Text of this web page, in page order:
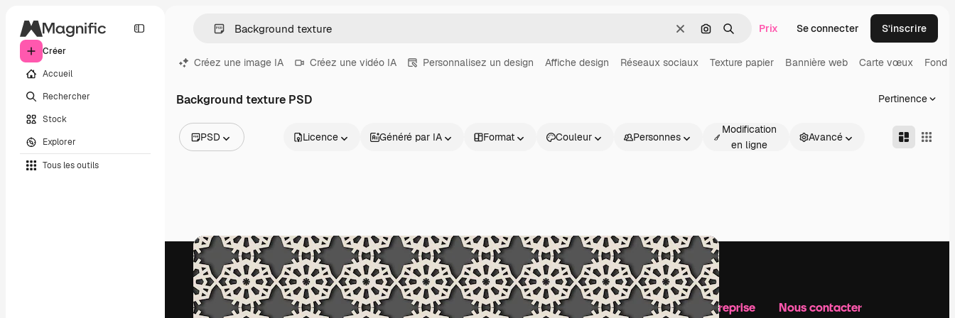
Créer
Accueil
Rechercher
Stock
Explorer
Tous les outils
EffacerRechercher par image
Rechercher
Prix Se connecter S’inscrire
Créez une image IA Créez une vidéo IA Personnalisez un design Affiche design Réseaux sociaux Texture papier Bannière web Carte vœux Fond
Background texture PSD Pertinence
PSD
Vidéos
Clips de vidéo
Graphiques animés
Templates vidéos
Icônes
Modèles 3D
Polices
Licence Généré par IA Format Couleur Personnes
Modification
en ligne
Avancé
Produits Commencer Notre entreprise Nous contacter